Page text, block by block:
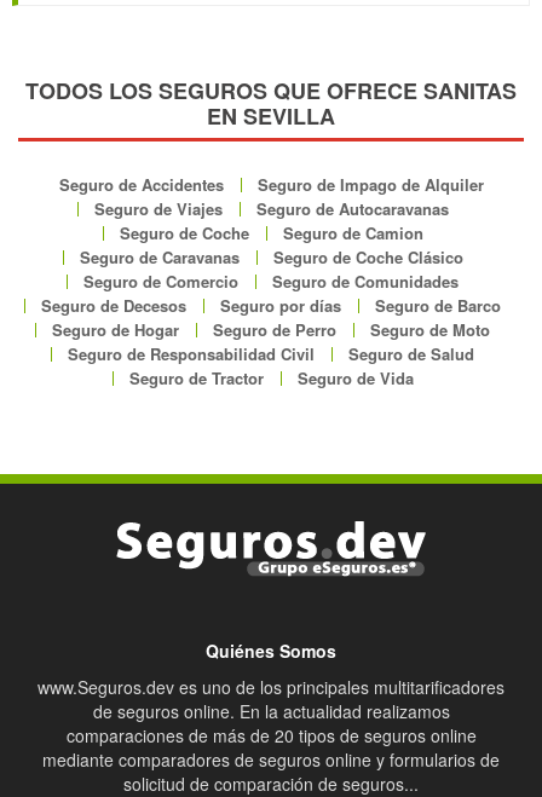
TODOS LOS SEGUROS QUE OFRECE SANITAS
EN SEVILLA
Seguro de Accidentes
Seguro de Impago de Alquiler
Seguro de Viajes
Seguro de Autocaravanas
Seguro de Coche
Seguro de Camion
Seguro de Caravanas
Seguro de Coche Clásico
Seguro de Comercio
Seguro de Comunidades
Seguro de Decesos
Seguro por días
Seguro de Barco
Seguro de Hogar
Seguro de Perro
Seguro de Moto
Seguro de Responsabilidad Civil
Seguro de Salud
Seguro de Tractor
Seguro de Vida
Quiénes Somos
www.Seguros.dev es uno de los principales multitarificadores
de seguros online. En la actualidad realizamos
comparaciones de más de 20 tipos de seguros online
mediante comparadores de seguros online y formularios de
solicitud de comparación de seguros...